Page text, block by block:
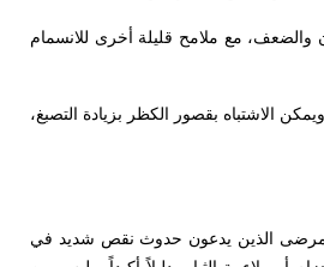
والضعف، مع ملامح قليلة أخرى للانسمام
الاشتباه بقصور الكظر بزيادة التصبغ،
المرضى الذين يدعون حدوث نقص شديد في